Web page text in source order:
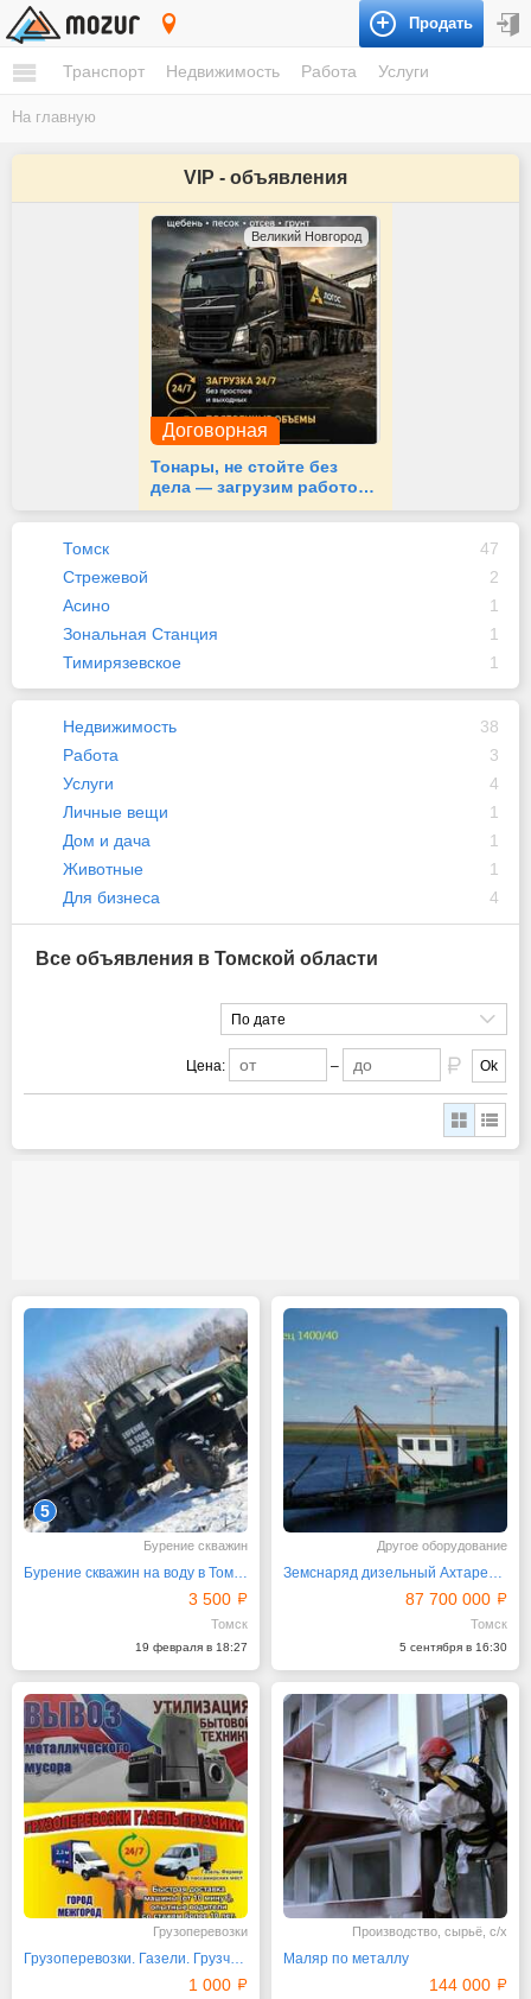
Продать
Транспорт Недвижимость Работа Услуги
На главную
VIP - объявления
Великий Новгород
Договорная
Тонары, не стойте без
дела — загрузим работой
24/7
Томск
47
Стрежевой
2
Асино
1
Зональная Станция
1
Тимирязевское
1
Недвижимость
38
Работа
3
Услуги
4
Личные вещи
1
Дом и дача
1
Животные
1
Для бизнеса
4
Все объявления в Томской области
По дате
Цена: – Ok
5
Бурение скважин
3 500
Томск
19 февраля в 18:27
Другое оборудование
87 700 000
Томск
5 сентября в 16:30
Грузоперевозки
1 000
Производство, сырьё, с/х
Маляр по металлу
144 000